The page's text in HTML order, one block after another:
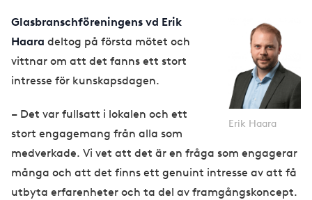
Erik Haara
Glasbranschföreningens vd Erik
Haara deltog på första mötet och
vittnar om att det fanns ett stort
intresse för kunskapsdagen.
– Det var fullsatt i lokalen och ett
stort engagemang från alla som
medverkade. Vi vet att det är en fråga som engagerar
många och att det finns ett genuint intresse av att få
utbyta erfarenheter och ta del av framgångskoncept.